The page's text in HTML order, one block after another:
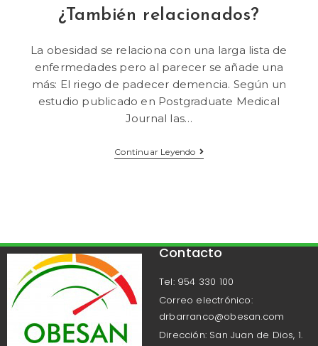
¿También relacionados?
La obesidad se relaciona con una larga lista de
enfermedades pero al parecer se añade una
más: El riego de padecer demencia. Según un
estudio publicado en Postgraduate Medical
Journal las…
Continuar Leyendo
Contacto
Tel: 954 330 100
Correo electrónico:
drbarranco@obesan.com
Dirección: San Juan de Dios, 1.